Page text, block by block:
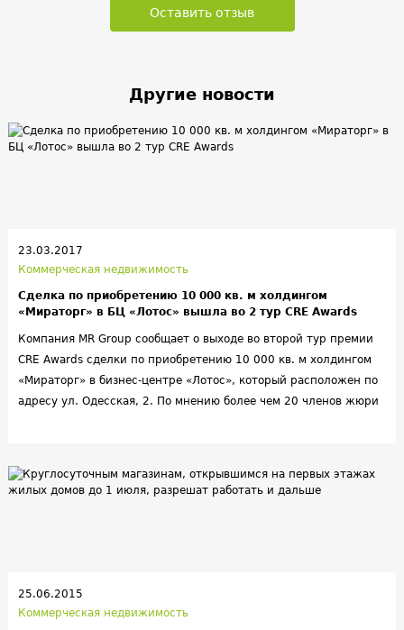
Оставить отзыв
Другие новости
23.03.2017
Коммерческая недвижимость
Сделка по приобретению 10 000 кв. м холдингом
«Мираторг» в БЦ «Лотос» вышла во 2 тур CRE Awards
Компания MR Group сообщает о выходе во второй тур премии
CRE Awards сделки по приобретению 10 000 кв. м холдингом
«Мираторг» в бизнес-центре «Лотос», который расположен по
адресу ул. Одесская, 2. По мнению более чем 20 членов жюри
25.06.2015
Коммерческая недвижимость